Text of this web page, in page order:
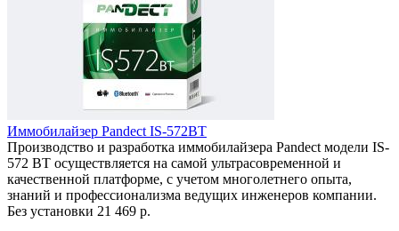
Иммобилайзер Pandect IS-572BT
Производство и разработка иммобилайзера Pandect модели IS-
572 BT осуществляется на самой ультрасовременной и
качественной платформе, с учетом многолетнего опыта,
знаний и профессионализма ведущих инженеров компании.
Без установки 21 469 р.